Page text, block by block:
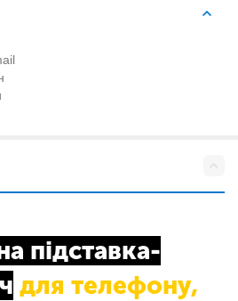
підставка-
для телефону,